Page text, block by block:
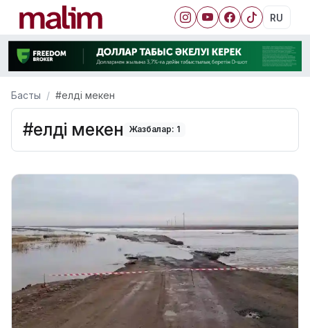
RU
Басты #елді мекен
#елді мекен Жазбалар: 1